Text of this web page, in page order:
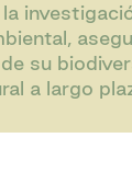
su
a largo